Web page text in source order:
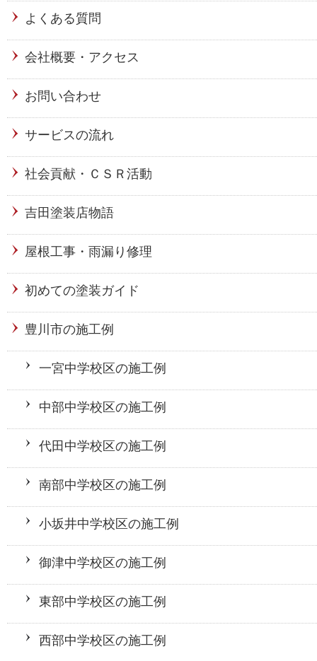
よくある質問
会社概要・アクセス
お問い合わせ
サービスの流れ
社会貢献・ＣＳＲ活動
吉田塗装店物語
屋根工事・雨漏り修理
初めての塗装ガイド
豊川市の施工例
一宮中学校区の施工例
中部中学校区の施工例
代田中学校区の施工例
南部中学校区の施工例
小坂井中学校区の施工例
御津中学校区の施工例
東部中学校区の施工例
西部中学校区の施工例